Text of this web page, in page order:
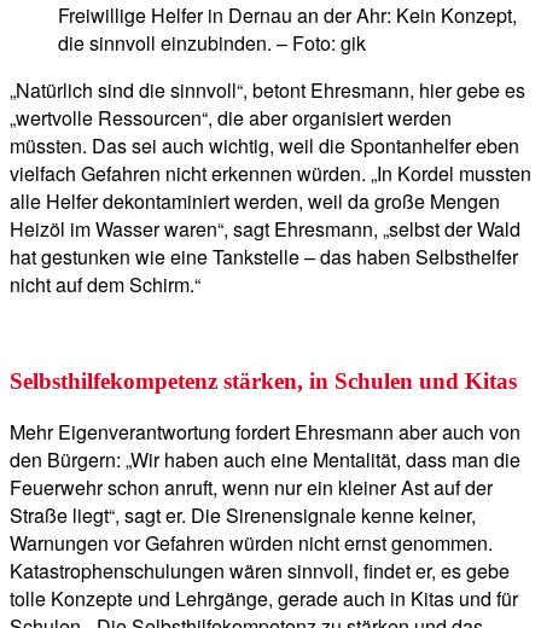
Freiwillige Helfer in Dernau an der Ahr: Kein Konzept,
die sinnvoll einzubinden. – Foto: gik
„Natürlich sind die sinnvoll“, betont Ehresmann, hier gebe es
„wertvolle Ressourcen“, die aber organisiert werden
müssten. Das sei auch wichtig, weil die Spontanhelfer eben
vielfach Gefahren nicht erkennen würden. „In Kordel mussten
alle Helfer dekontaminiert werden, weil da große Mengen
Heizöl im Wasser waren“, sagt Ehresmann, „selbst der Wald
hat gestunken wie eine Tankstelle – das haben Selbsthelfer
nicht auf dem Schirm.“
Selbsthilfekompetenz stärken, in Schulen und Kitas
Mehr Eigenverantwortung fordert Ehresmann aber auch von
den Bürgern: „Wir haben auch eine Mentalität, dass man die
Feuerwehr schon anruft, wenn nur ein kleiner Ast auf der
Straße liegt“, sagt er. Die Sirenensignale kenne keiner,
Warnungen vor Gefahren würden nicht ernst genommen.
Katastrophenschulungen wären sinnvoll, findet er, es gebe
tolle Konzepte und Lehrgänge, gerade auch in Kitas und für